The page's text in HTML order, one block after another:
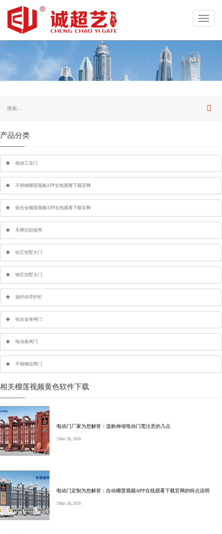
产品分类
电动工业门
不锈钢榴莲视频APP在线观看下载官网
铝合金榴莲视频APP在线观看下载官网
车牌识别道闸
铝艺别墅大门
钢艺别墅大门
旗杆岗亭护栏
铝合金卷闸门
电动卷闸门
不锈钢拉闸门
相关榴莲视频黄色软件下载
电动门厂家为您解答：选购伸缩电动门需注意的几点
Mar 30, 2020
电动门定制为您解答：自动榴莲视频APP在线观看下载官网的特点说明
Mar 30, 2020